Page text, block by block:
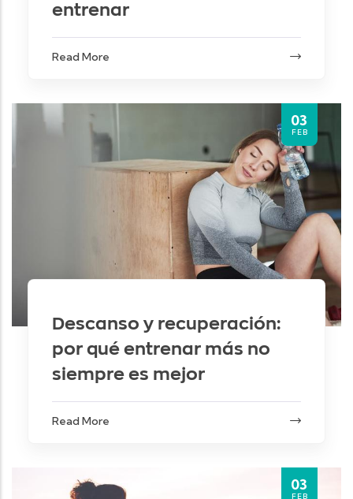
entrenar
Read More
03
FEB
Descanso y recuperación:
por qué entrenar más no
siempre es mejor
Read More
03
FEB